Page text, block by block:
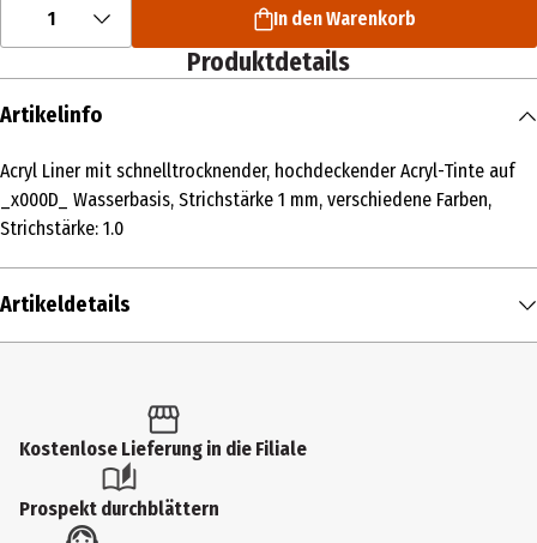
1 In den Warenkorb
Produktdetails
Artikelinfo
Acryl Liner mit schnelltrocknender, hochdeckender Acryl-Tinte auf
_x000D_ Wasserbasis, Strichstärke 1 mm, verschiedene Farben,
Strichstärke: 1.0
Artikeldetails
Produkttyp
Spezialfarben & -stifte
Hersteller
Kostenlose Lieferung in die Filiale
Prospekt durchblättern